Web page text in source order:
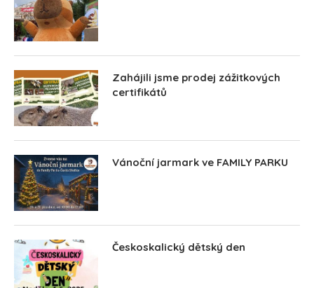
Zahájili jsme prodej zážitkových
certifikátů
Vánoční jarmark ve FAMILY PARKU
Českoskalický dětský den